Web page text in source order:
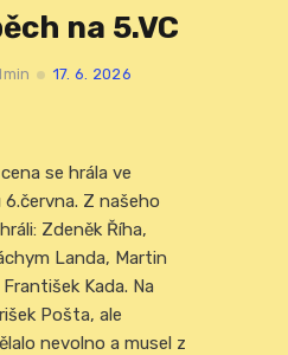
na 5.VC
17. 6. 2026
se hrála ve
Z našeho
Zdeněk Říha,
Landa, Martin
Kada. Na
Pošta, ale
nevolno a musel z